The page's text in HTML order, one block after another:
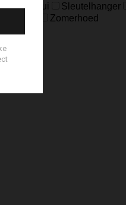
Sleuteletui Sleutelhanger
Zomerhoed